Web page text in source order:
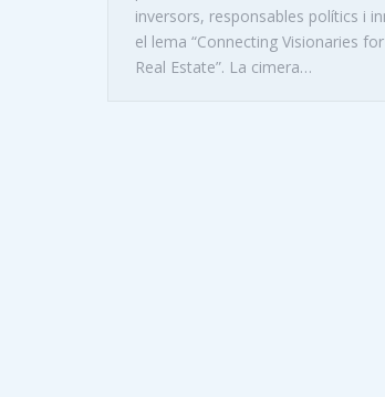
inversors, responsables polítics i
el lema “Connecting Visionaries
Real Estate”. La cimera…